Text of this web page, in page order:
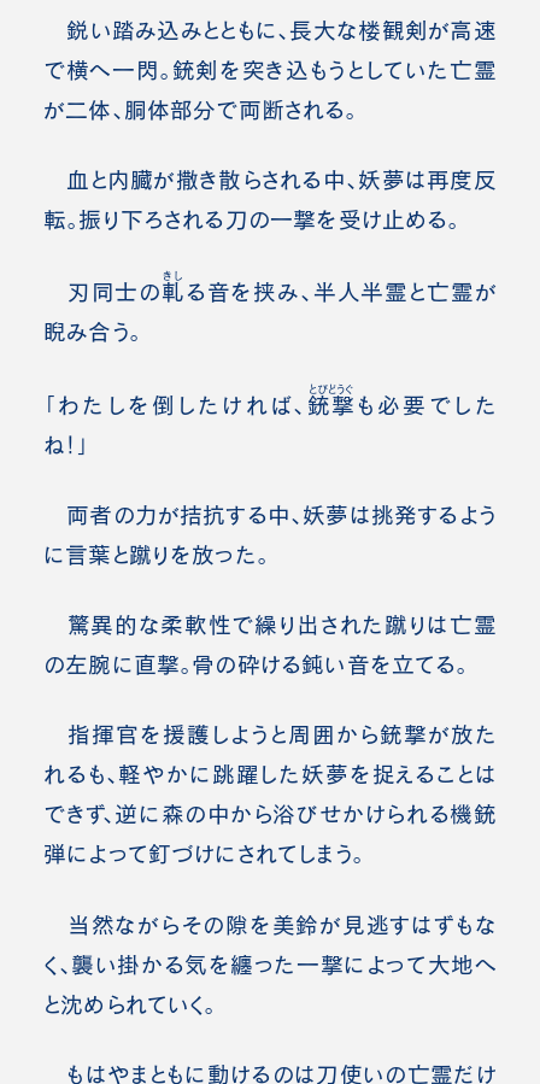
鋭い踏み込みとともに、長大な楼観剣が高速
で横へ一閃。銃剣を突き込もうとしていた亡霊
が二体、胴体部分で両断される。
血と内臓が撒き散らされる中、妖夢は再度反
転。振り下ろされる刀の一撃を受け止める。
刃同士の軋
きし
る音を挟み、半人半霊と亡霊が
睨み合う。
「わたしを倒したければ、 銃撃
とびどうぐ
も必要でした
ね！」
両者の力が拮抗する中、妖夢は挑発するよう
に言葉と蹴りを放った。
驚異的な柔軟性で繰り出された蹴りは亡霊
の左腕に直撃。骨の砕ける鈍い音を立てる。
指揮官を援護しようと周囲から銃撃が放た
れるも、軽やかに跳躍した妖夢を捉えることは
できず、逆に森の中から浴びせかけられる機銃
弾によって釘づけにされてしまう。
当然ながらその隙を美鈴が見逃すはずもな
く、襲い掛かる気を纏った一撃によって大地へ
と沈められていく。
もはやまともに動けるのは刀使いの亡霊だけ